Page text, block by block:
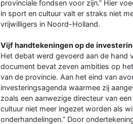
provinciale fondsen voor zijn.” Hier
in sport en cultuur valt er straks niet
vrijwilligers in Noord-Holland.
Vijf handtekeningen op de
Het debat werd gevoerd aan de hand
document bevat zeven ambities op
van de provincie. Aan het eind van
investeringsagenda waarmee zij
zoals een aanwezige directeur van
cultuur niet meer ingezet worden als
onderhandelingen.” Door